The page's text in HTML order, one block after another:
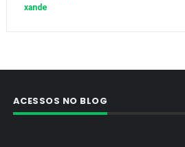
xande
ACESSOS NO BLOG